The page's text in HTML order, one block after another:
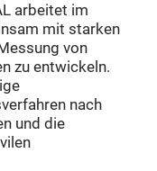
arbeitet im
mit starken
von
zu entwickeln.
nach
und die